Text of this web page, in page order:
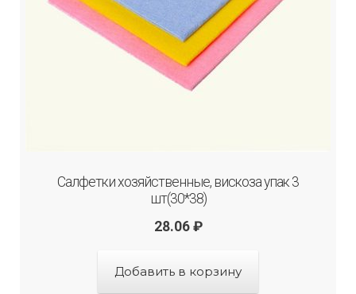
Салфетки хозяйственные, вискоза упак 3
шт(30*38)
28.06 ₽
Добавить в корзину